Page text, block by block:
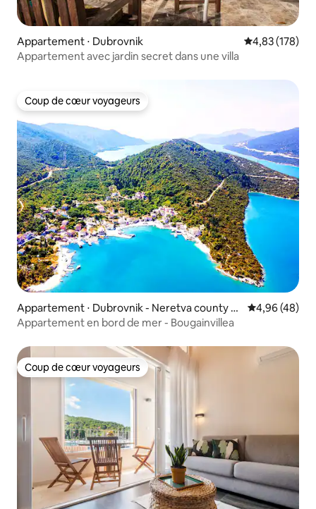
Appartement ⋅ Dubrovnik Évaluation
4,83 (178)
Appartement avec jardin secret dans une villa
Coup de cœur voyageurs
Coup de cœur voyageurs
Appartement ⋅ Dubrovnik - Neretva county St
on
Évaluation
4,96 (48)
Appartement en bord de mer - Bougainvillea
Coup de cœur voyageurs
Coup de cœur voyageurs